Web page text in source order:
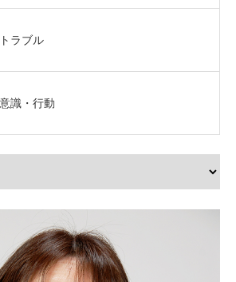
ラブル
識・行動